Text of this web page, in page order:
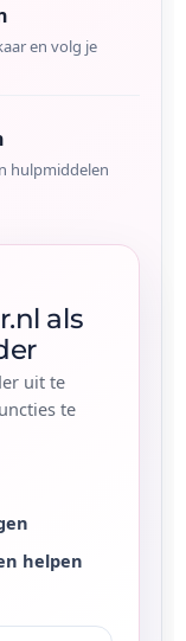
en volg je
hulpmiddelen
als
uit te
te
helpen